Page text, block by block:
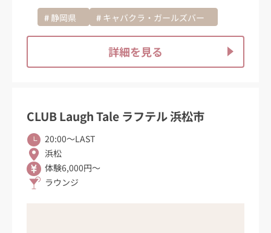
静岡県 キャバクラ・ガールズバー
詳細を見る
CLUB Laugh Tale ラフテル 浜松市
20:00〜LAST
浜松
体験6,000円～
ラウンジ